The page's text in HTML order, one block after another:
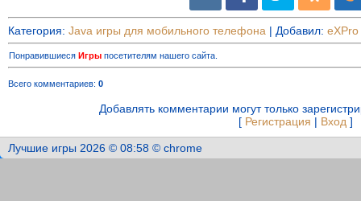
Категория: Java игры для мобильного телефона | Добавил: eXPro
Понравившиеся Игры посетителям нашего сайта.
Всего комментариев: 0
Добавлять комментарии могут только
[ Регистрация | Вход ]
Лучшие игры 2026 © 08:58 © chrome